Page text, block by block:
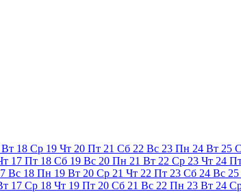
Вт 18 Ср 19 Чт 20 Пт 21 Сб 22 Вс 23 Пн 24 Вт 25
17 Пт 18 Сб 19 Вс 20 Пн 21 Вт 22 Ср 23 Чт 24
Вс 18 Пн 19 Вт 20 Ср 21 Чт 22 Пт 23 Сб 24 Вс 25
17 Ср 18 Чт 19 Пт 20 Сб 21 Вс 22 Пн 23 Вт 24